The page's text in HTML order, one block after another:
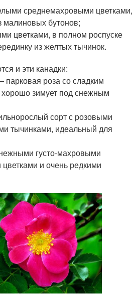
среднемахровыми цветками,
бутонов;
цветками, в полном роспуске
из желтых тычинок.
и эти канадки:
парковая роза со сладким
зимует под снежным
сорт с розовыми
тычинками, идеальный для
нежными густо-махровыми
и очень редкими